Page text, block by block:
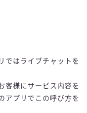
ではライブチャットを
客様にサービス内容を
アプリでこの呼び方を